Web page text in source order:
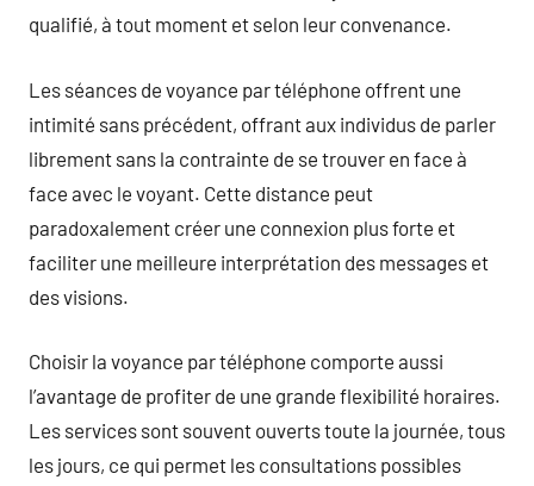
qualifié, à tout moment et selon leur convenance.
Les séances de voyance par téléphone offrent une
intimité sans précédent, offrant aux individus de parler
librement sans la contrainte de se trouver en face à
face avec le voyant. Cette distance peut
paradoxalement créer une connexion plus forte et
faciliter une meilleure interprétation des messages et
des visions.
Choisir la voyance par téléphone comporte aussi
l’avantage de profiter de une grande flexibilité horaires.
Les services sont souvent ouverts toute la journée, tous
les jours, ce qui permet les consultations possibles